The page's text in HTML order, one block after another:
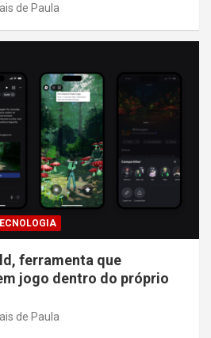
de Paula
ferramenta que
jogo dentro do próprio
de Paula